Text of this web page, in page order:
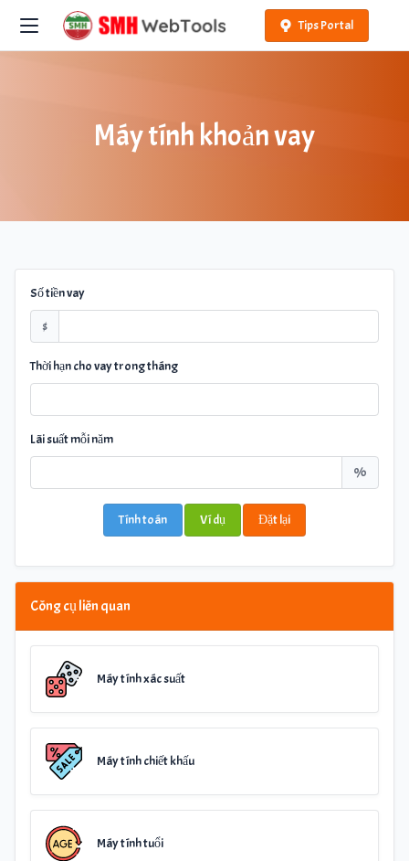
Tips Portal
Máy tính khoản vay
Số tiền vay
$
Thời hạn cho vay trong tháng
Lãi suất mỗi năm
%
Tính toán Ví dụ Đặt lại
Công cụ liên quan
Máy tính xác suất
Máy tính chiết khấu
Máy tính tuổi